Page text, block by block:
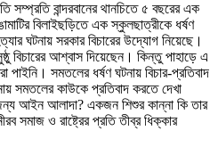
বান্দরবানের থানচিতে ৫ বছরের এক
বিলাইছড়িতে এক স্কুলছাত্রীকে ধর্ষণ
ঘটনায় সরকার বিচারের উদ্যোগ নিয়েছে।
বিচারের আশ্বাস দিয়েছেন। কিন্তু পাহাড়ে এ
সমতলের ধর্ষণ ঘটনায় বিচার-প্রতিবাদ
সমতলের কাউকে প্রতিবাদ করতে দেখা
আইন আলাদা? একজন শিশুর কান্না কি তার
সমাজ ও রাষ্ট্রের প্রতি তীব্র ধিক্কার